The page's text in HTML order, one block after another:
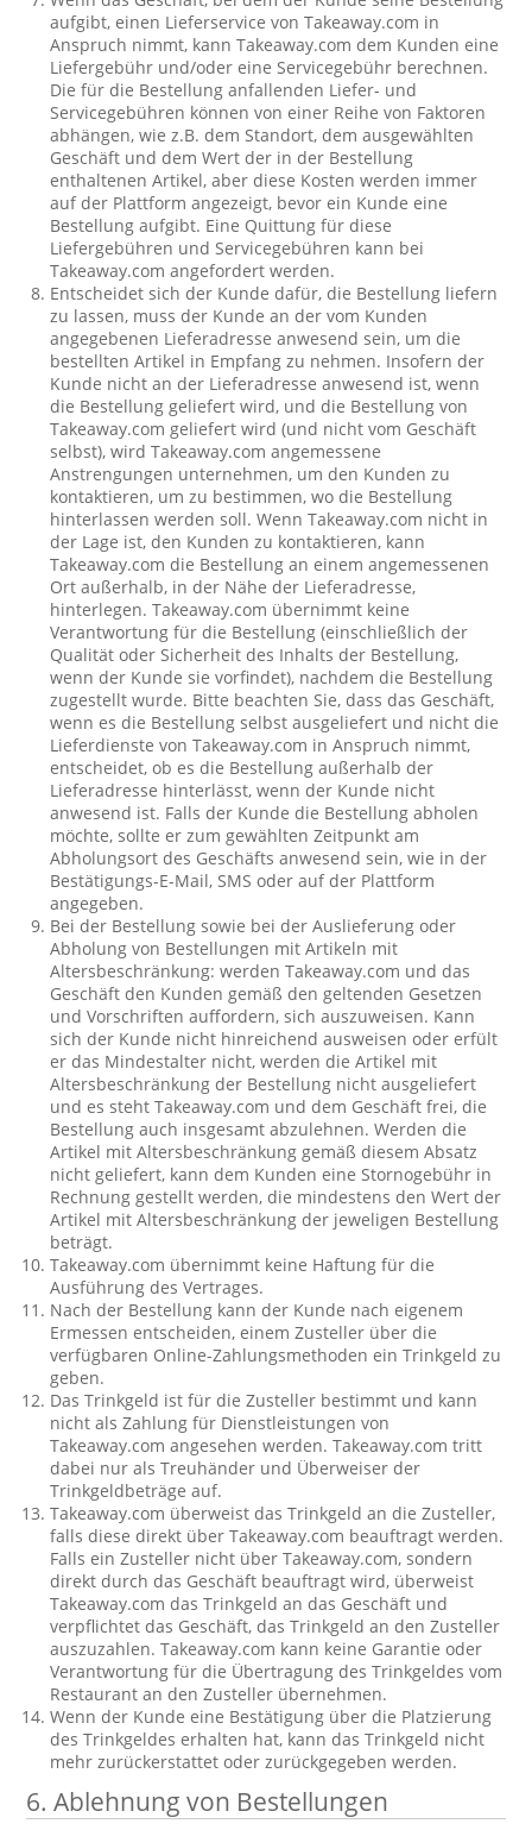
aufgibt, einen Lieferservice von Takeaway.com in
Anspruch nimmt, kann Takeaway.com dem Kunden eine
Liefergebühr und/oder eine Servicegebühr berechnen.
Die für die Bestellung anfallenden Liefer- und
Servicegebühren können von einer Reihe von Faktoren
abhängen, wie z.B. dem Standort, dem ausgewählten
Geschäft und dem Wert der in der Bestellung
enthaltenen Artikel, aber diese Kosten werden immer
auf der Plattform angezeigt, bevor ein Kunde eine
Bestellung aufgibt. Eine Quittung für diese
Liefergebühren und Servicegebühren kann bei
Takeaway.com angefordert werden.
Entscheidet sich der Kunde dafür, die Bestellung liefern
zu lassen, muss der Kunde an der vom Kunden
angegebenen Lieferadresse anwesend sein, um die
bestellten Artikel in Empfang zu nehmen. Insofern der
Kunde nicht an der Lieferadresse anwesend ist, wenn
die Bestellung geliefert wird, und die Bestellung von
Takeaway.com geliefert wird (und nicht vom Geschäft
selbst), wird Takeaway.com angemessene
Anstrengungen unternehmen, um den Kunden zu
kontaktieren, um zu bestimmen, wo die Bestellung
hinterlassen werden soll. Wenn Takeaway.com nicht in
der Lage ist, den Kunden zu kontaktieren, kann
Takeaway.com die Bestellung an einem angemessenen
Ort außerhalb, in der Nähe der Lieferadresse,
hinterlegen. Takeaway.com übernimmt keine
Verantwortung für die Bestellung (einschließlich der
Qualität oder Sicherheit des Inhalts der Bestellung,
wenn der Kunde sie vorfindet), nachdem die Bestellung
zugestellt wurde. Bitte beachten Sie, dass das Geschäft,
wenn es die Bestellung selbst ausgeliefert und nicht die
Lieferdienste von Takeaway.com in Anspruch nimmt,
entscheidet, ob es die Bestellung außerhalb der
Lieferadresse hinterlässt, wenn der Kunde nicht
anwesend ist. Falls der Kunde die Bestellung abholen
möchte, sollte er zum gewählten Zeitpunkt am
Abholungsort des Geschäfts anwesend sein, wie in der
Bestätigungs-E-Mail, SMS oder auf der Plattform
angegeben.
Bei der Bestellung sowie bei der Auslieferung oder
Abholung von Bestellungen mit Artikeln mit
Altersbeschränkung: werden Takeaway.com und das
Geschäft den Kunden gemäß den geltenden Gesetzen
und Vorschriften auffordern, sich auszuweisen. Kann
sich der Kunde nicht hinreichend ausweisen oder erfült
er das Mindestalter nicht, werden die Artikel mit
Altersbeschränkung der Bestellung nicht ausgeliefert
und es steht Takeaway.com und dem Geschäft frei, die
Bestellung auch insgesamt abzulehnen. Werden die
Artikel mit Altersbeschränkung gemäß diesem Absatz
nicht geliefert, kann dem Kunden eine Stornogebühr in
Rechnung gestellt werden, die mindestens den Wert der
Artikel mit Altersbeschränkung der jeweligen Bestellung
beträgt.
Takeaway.com übernimmt keine Haftung für die
Ausführung des Vertrages.
Nach der Bestellung kann der Kunde nach eigenem
Ermessen entscheiden, einem Zusteller über die
verfügbaren Online-Zahlungsmethoden ein Trinkgeld zu
geben.
Das Trinkgeld ist für die Zusteller bestimmt und kann
nicht als Zahlung für Dienstleistungen von
Takeaway.com angesehen werden. Takeaway.com tritt
dabei nur als Treuhänder und Überweiser der
Trinkgeldbeträge auf.
Takeaway.com überweist das Trinkgeld an die Zusteller,
falls diese direkt über Takeaway.com beauftragt werden.
Falls ein Zusteller nicht über Takeaway.com, sondern
direkt durch das Geschäft beauftragt wird, überweist
Takeaway.com das Trinkgeld an das Geschäft und
verpflichtet das Geschäft, das Trinkgeld an den Zusteller
auszuzahlen. Takeaway.com kann keine Garantie oder
Verantwortung für die Übertragung des Trinkgeldes vom
Restaurant an den Zusteller übernehmen.
Wenn der Kunde eine Bestätigung über die Platzierung
des Trinkgeldes erhalten hat, kann das Trinkgeld nicht
mehr zurückerstattet oder zurückgegeben werden.
6. Ablehnung von Bestellungen